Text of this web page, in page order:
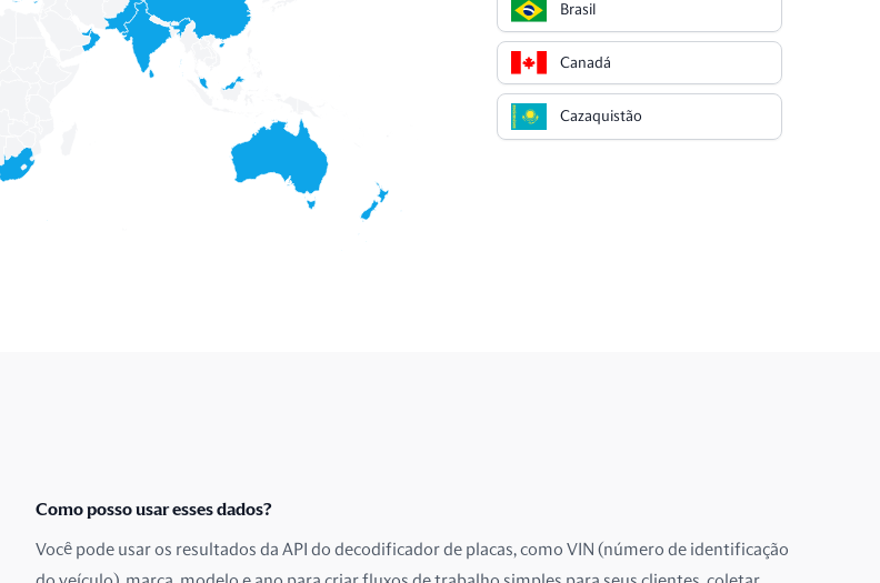
Brasil
Canadá
Cazaquistão
Dinamarca
Como posso usar esses dados?
Você pode usar os resultados da API do decodificador de placas, como VIN (número de identificação